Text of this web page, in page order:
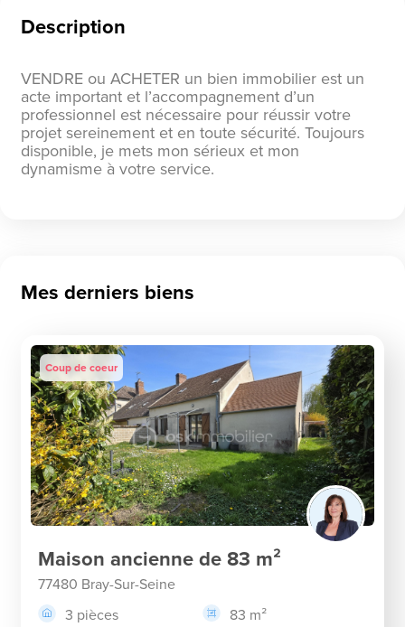
Description
VENDRE ou ACHETER un bien immobilier est un
acte important et l’accompagnement d’un
professionnel est nécessaire pour réussir votre
projet sereinement et en toute sécurité. Toujours
disponible, je mets mon sérieux et mon
dynamisme à votre service.
Mes derniers biens
Coup de coeur
Maison ancienne de 83 m²
77480 Bray-Sur-Seine
3 pièces
83 m²